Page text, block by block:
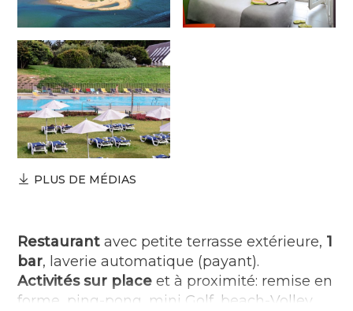
PLUS DE MÉDIAS
Restaurantavec petite terrasse extérieure, 1
bar, laverie automatique (payant).
Activités sur place et à proximité: remise en
forme, ping-pong, mini Golf, beach-Volley,